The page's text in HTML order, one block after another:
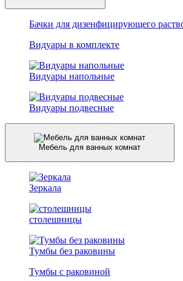
Бачки для дизенфицирующего
Видуары в комплекте
Видуары напольные
Видуары подвесные
Мебель для ванных комнат
Зеркала
столешницы
Тумбы без раковины
Тумбы с раковиной